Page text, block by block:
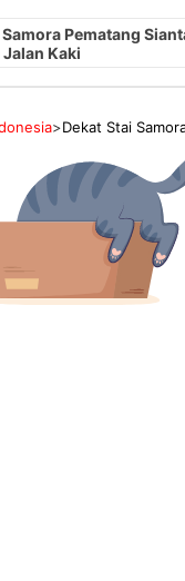
Samora Pematang
Jalan Kaki
>Dekat Stai